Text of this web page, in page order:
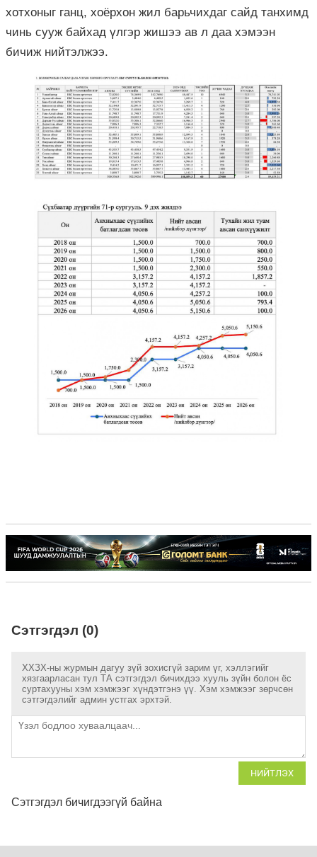
хотхоныг ганц, хоёрхон жил барьчихдаг сайд танхимд
чинь сууж байхад үлгэр жишээ ав л даа хэмээн
бичиж нийтэлжээ.
Сэтгэгдэл (0)
ХХЗХ-ны журмын дагуу зүй зохисгүй зарим үг, хэллэгийг
хязгаарласан тул ТА сэтгэгдэл бичихдээ хууль зүйн болон ёс
суртахууны хэм хэмжээг хүндэтгэнэ үү. Хэм хэмжээг зөрчсөн
сэтгэгдэлийг админ устгах эрхтэй.
НИЙТЛЭХ
Сэтгэгдэл бичигдээгүй байна